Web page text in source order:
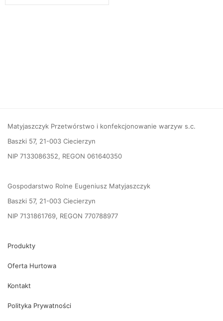
Matyjaszczyk Przetwórstwo i konfekcjonowanie warzyw s.c.
Baszki 57, 21-003 Ciecierzyn
NIP 7133086352, REGON 061640350
Gospodarstwo Rolne Eugeniusz Matyjaszczyk
Baszki 57, 21-003 Ciecierzyn
NIP 7131861769, REGON 770788977
Produkty
Oferta Hurtowa
Kontakt
Polityka Prywatności